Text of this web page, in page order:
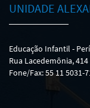
UNIDADE
Educação Infantil -
Rua Lacedemônia, 414
Fone/Fax: 55 11 5031-